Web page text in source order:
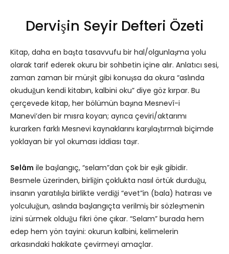
Dervişin Seyir Defteri Özeti
Kitap, daha en başta tasavvufu bir hal/olgunlaşma yolu
olarak tarif ederek okuru bir sohbetin içine alır. Anlatıcı sesi,
zaman zaman bir mürşit gibi konuşsa da okura “aslında
okuduğun kendi kitabın, kalbini oku” diye göz kırpar. Bu
çerçevede kitap, her bölümün başına Mesnevî-i
Manevi’den bir mısra koyan; ayrıca çeviri/aktarımı
kurarken farklı Mesnevi kaynaklarını karşılaştırmalı biçimde
yoklayan bir yol okuması iddiası taşır.
Selâm ile başlangıç, “selam”dan çok bir eşik gibidir.
Besmele üzerinden, birliğin çoklukta nasıl örtük durduğu,
insanın yaratılışla birlikte verdiği “evet”in (bala) hatırası ve
yolculuğun, aslında başlangıçta verilmiş bir sözleşmenin
izini sürmek olduğu fikri öne çıkar. “Selam” burada hem
edep hem yön tayini: okurun kalbini, kelimelerin
arkasındaki hakikate çevirmeyi amaçlar.